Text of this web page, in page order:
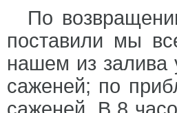
По
поставили мы
нашем из залива
саженей; по